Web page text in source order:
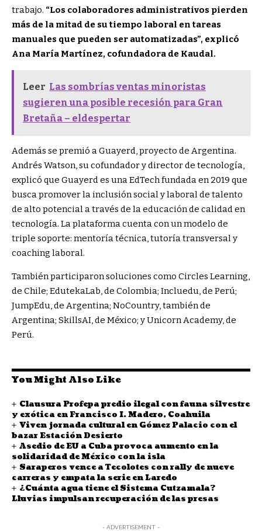
trabajo. “Los colaboradores administrativos pierden
más de la mitad de su tiempo laboral en tareas
manuales que pueden ser automatizadas”, explicó
Ana María Martínez, cofundadora de Kaudal.
Leer Las sombrías ventas minoristas
sugieren una posible recesión para Gran
Bretaña – eldespertar
Además se premió a Guayerd, proyecto de Argentina.
Andrés Watson, su cofundador y director de tecnología,
explicó que Guayerd es una EdTech fundada en 2019 que
busca promover la inclusión social y laboral de talento
de alto potencial a través de la educación de calidad en
tecnología. La plataforma cuenta con un modelo de
triple soporte: mentoría técnica, tutoría transversal y
coaching laboral.
También participaron soluciones como Circles Learning,
de Chile; EdutekaLab, de Colombia; Incluedu, de Perú;
JumpEdu, de Argentina; NoCountry, también de
Argentina; SkillsAI, de México; y Unicorn Academy, de
Perú.
You Might Also Like
Clausura Profepa predio ilegal con fauna silvestre
y exótica en Francisco I. Madero, Coahuila
Viven jornada cultural en Gómez Palacio con el
bazar Estación Desierto
Asedio de EU a Cuba provoca aumento en la
solidaridad de México con la isla
Saraperos vence a Tecolotes con rally de nueve
carreras y empata la serie en Laredo
¿Cuánta agua tiene el Sistema Cutzamala?
Lluvias impulsan recuperación de las presas
- ADVERTISEMENT -